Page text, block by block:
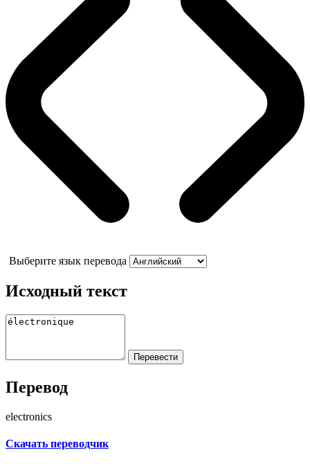
Выберите язык перевода
Исходный текст
Перевод
electronics
Скачать переводчик